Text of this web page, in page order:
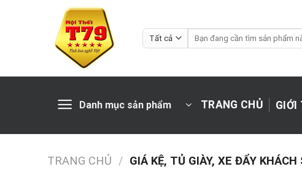
kiếm:
Danh mục sản phẩm TRANG CHỦ GIỚI
TRANG CHỦ / GIÁ KỆ, TỦ GIÀY, XE ĐẨY KHÁCH